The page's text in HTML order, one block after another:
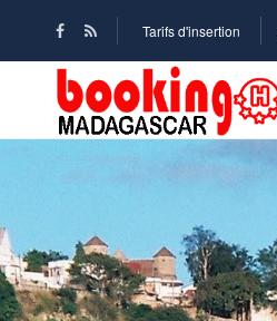
Tarifs d'insertion